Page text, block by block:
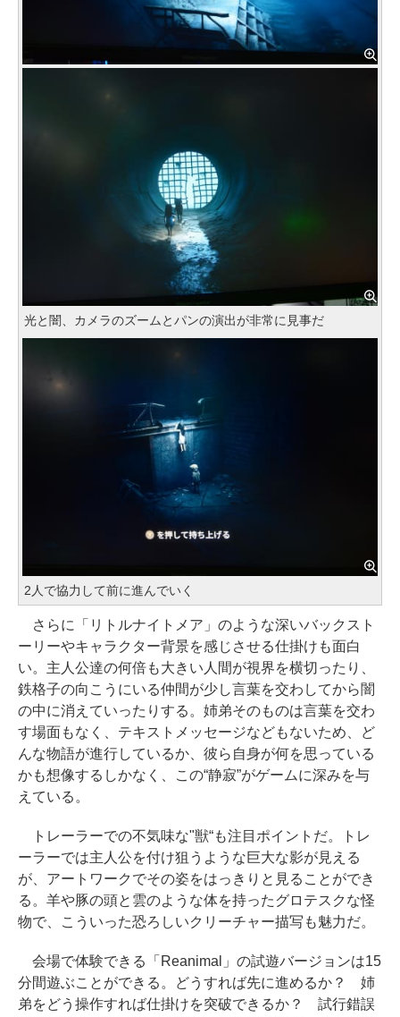
光と闇、カメラのズームとパンの演出が非常に見事だ
2人で協力して前に進んでいく
さらに「リトルナイトメア」のような深いバックスト
ーリーやキャラクター背景を感じさせる仕掛けも面白
い。主人公達の何倍も大きい人間が視界を横切ったり、
鉄格子の向こうにいる仲間が少し言葉を交わしてから闇
の中に消えていったりする。姉弟そのものは言葉を交わ
す場面もなく、テキストメッセージなどもないため、ど
んな物語が進行しているか、彼ら自身が何を思っている
かも想像するしかなく、この“静寂”がゲームに深みを与
えている。
トレーラーでの不気味な"獣“も注目ポイントだ。トレ
ーラーでは主人公を付け狙うような巨大な影が見える
が、アートワークでその姿をはっきりと見ることができ
る。羊や豚の頭と雲のような体を持ったグロテスクな怪
物で、こういった恐ろしいクリーチャー描写も魅力だ。
会場で体験できる「Reanimal」の試遊バージョンは15
分間遊ぶことができる。どうすれば先に進めるか？ 姉
弟をどう操作すれば仕掛けを突破できるか？ 試行錯誤